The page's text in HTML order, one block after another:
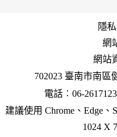
隱
網
網站
702023 臺南市南區
電話︰06-2617123
建議使用 Chrome、Edge
1024 X